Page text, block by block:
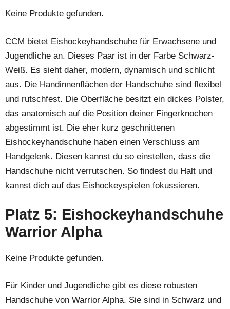
Keine Produkte gefunden.
CCM bietet Eishockeyhandschuhe für Erwachsene und
Jugendliche an. Dieses Paar ist in der Farbe Schwarz-
Weiß. Es sieht daher, modern, dynamisch und schlicht
aus. Die Handinnenflächen der Handschuhe sind flexibel
und rutschfest. Die Oberfläche besitzt ein dickes Polster,
das anatomisch auf die Position deiner Fingerknochen
abgestimmt ist. Die eher kurz geschnittenen
Eishockeyhandschuhe haben einen Verschluss am
Handgelenk. Diesen kannst du so einstellen, dass die
Handschuhe nicht verrutschen. So findest du Halt und
kannst dich auf das Eishockeyspielen fokussieren.
Platz 5: Eishockeyhandschuhe
Warrior Alpha
Keine Produkte gefunden.
Für Kinder und Jugendliche gibt es diese robusten
Handschuhe von Warrior Alpha. Sie sind in Schwarz und